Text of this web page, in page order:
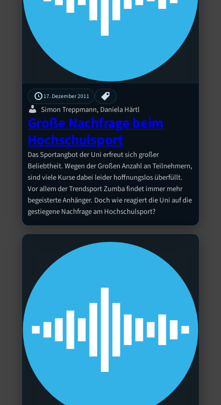
17. Dezember 2011
Simon Treppmann, Daniela Härtl
Große Nachfrage beim
Hochschulsport
Das Sportangbot der Uni erfreut sich großer
Beliebtheit. Wegen der Großen Anzahl an Teilnehmern,
sind viele Kurse dabei leider hoffnungslos überfüllt.
Vor allem der Trendsport Zumba findet immer mehr
begeisterte Anhänger. Doch wie reagiert die Uni auf die
gestiegene Nachfrage am Hochschulsport?